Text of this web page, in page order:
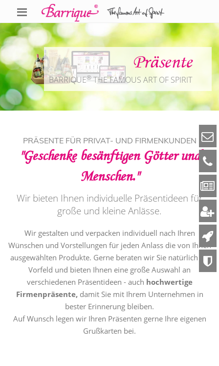
Präsente
BARRIQUE® THE FAMOUS ART OF SPIRIT
PRÄSENTE FÜR PRIVAT- UND FIRMENKUNDEN
"Geschenke besänftigen Götter und
Menschen."
Wir bieten Ihnen individuelle Präsentideen für
große und kleine Anlässe.
Wir gestalten und verpacken individuell nach Ihren
Wünschen und Vorstellungen für jeden Anlass die von Ihnen
ausgewählten Produkte. Gerne beraten wir Sie natürlich im
Vorfeld und bieten Ihnen eine große Auswahl an
verschiedenen Präsentideen - auch hochwertige
Firmenpräsente, damit Sie mit Ihrem Unternehmen in
bester Erinnerung bleiben.
Auf Wunsch legen wir Ihren Präsenten gerne Ihre eigenen
Grußkarten bei.